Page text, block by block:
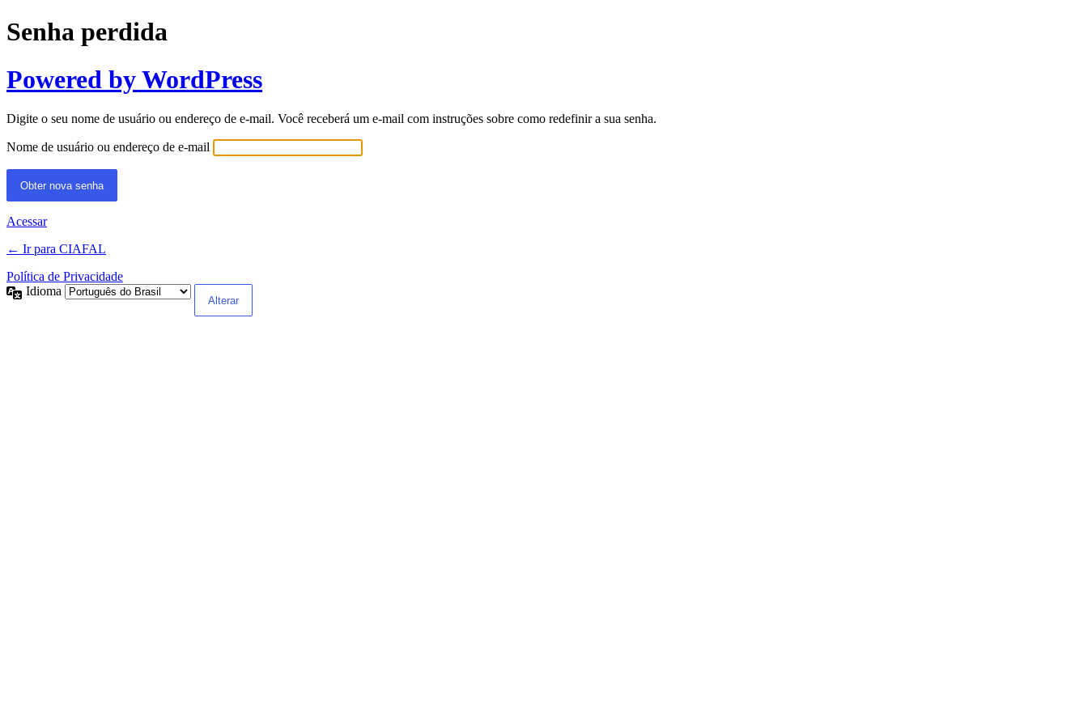
Senha perdida
Powered by WordPress
Digite o seu nome de usuário ou endereço de e-mail. Você receberá um e-mail com instruções sobre como redefinir a sua senha.
Nome de usuário ou endereço de e-mail
Acessar
← Ir para CIAFAL
Política de Privacidade
Idioma